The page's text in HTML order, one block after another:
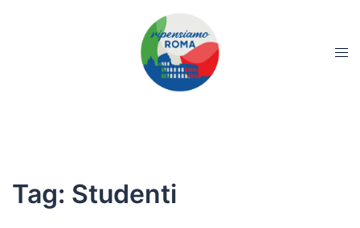
Tag: Studenti